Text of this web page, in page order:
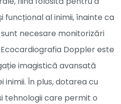
al inimii, înainte ca
necesare monitorizări
Doppler este
imagistică avansată
În plus, dotarea cu
tehnologii care permit o